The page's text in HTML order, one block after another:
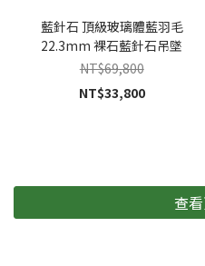
藍針石 頂級玻璃體藍羽毛
22.3mm 裸石藍針石吊墜
NT$69,800
NT$33,800
查